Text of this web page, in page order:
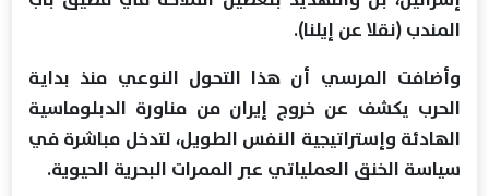
المندب (نقلا عن إيلنا).
وأضافت المرسي أن هذا التحول النوعي منذ بداية
الحرب يكشف عن خروج إيران من مناورة الدبلوماسية
الهادئة وإستراتيجية النفس الطويل، لتدخل مباشرة في
سياسة الخنق العملياتي عبر الممرات البحرية الحيوية.